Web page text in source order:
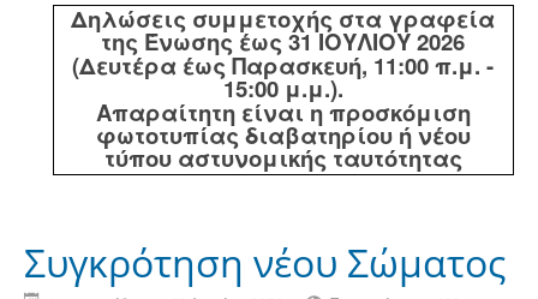
Δηλώσεις συμμετοχής στα γραφεία
της Ένωσης έως 31 ΙΟΥΛΙΟΥ 2026
(Δευτέρα έως Παρασκευή, 11:00 π.μ. -
15:00 μ.μ.).
Απαραίτητη είναι η προσκόμιση
φωτοτυπίας διαβατηρίου ή νέου
τύπου αστυνομικής ταυτότητας
Συγκρότηση νέου Σώματος